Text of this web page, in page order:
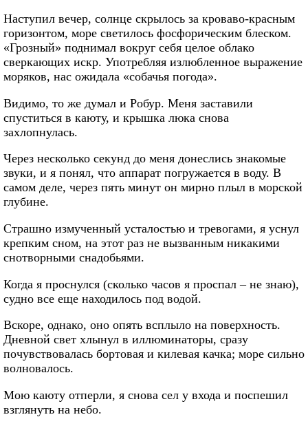
Наступил вечер, солнце скрылось за кроваво-красным
горизонтом, море светилось фосфорическим блеском.
«Грозный» поднимал вокруг себя целое облако
сверкающих искр. Употребляя излюбленное выражение
моряков, нас ожидала «собачья погода».
Видимо, то же думал и Робур. Меня заставили
спуститься в каюту, и крышка люка снова
захлопнулась.
Через несколько секунд до меня донеслись знакомые
звуки, и я понял, что аппарат погружается в воду. В
самом деле, через пять минут он мирно плыл в морской
глубине.
Страшно измученный усталостью и тревогами, я уснул
крепким сном, на этот раз не вызванным никакими
снотворными снадобьями.
Когда я проснулся (сколько часов я проспал – не знаю),
судно все еще находилось под водой.
Вскоре, однако, оно опять всплыло на поверхность.
Дневной свет хлынул в иллюминаторы, сразу
почувствовалась бортовая и килевая качка; море сильно
волновалось.
Мою каюту отперли, я снова сел у входа и поспешил
взглянуть на небо.